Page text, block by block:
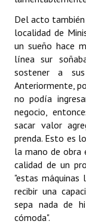
Comunicaciones
Declaraciones
Resoluciones
Resoluciones de
INSTITUCIONAL
Antiguos
Noticias
Registros y
Datos Históricos
Del acto también
localidad de
un sueño hace
línea sur
sostener a
Anteriormente,
no podía
negocio,
sacar valor
prenda. Esto es
la mano de obra
calidad de un
"estas máquinas
recibir una
sepa nada de
cómoda".